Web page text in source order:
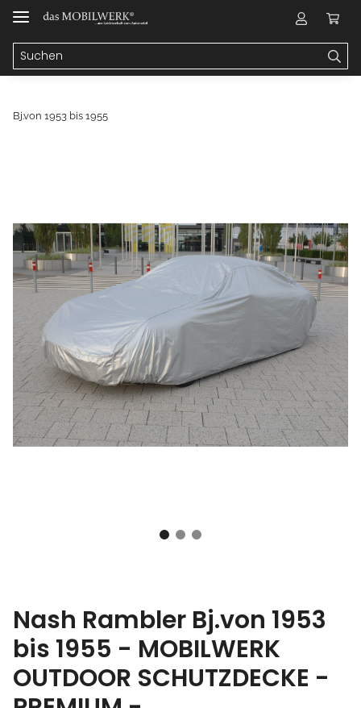
Bj.von 1953 bis 1955
Nash Rambler Bj.von 1953
bis 1955 - MOBILWERK
OUTDOOR SCHUTZDECKE -